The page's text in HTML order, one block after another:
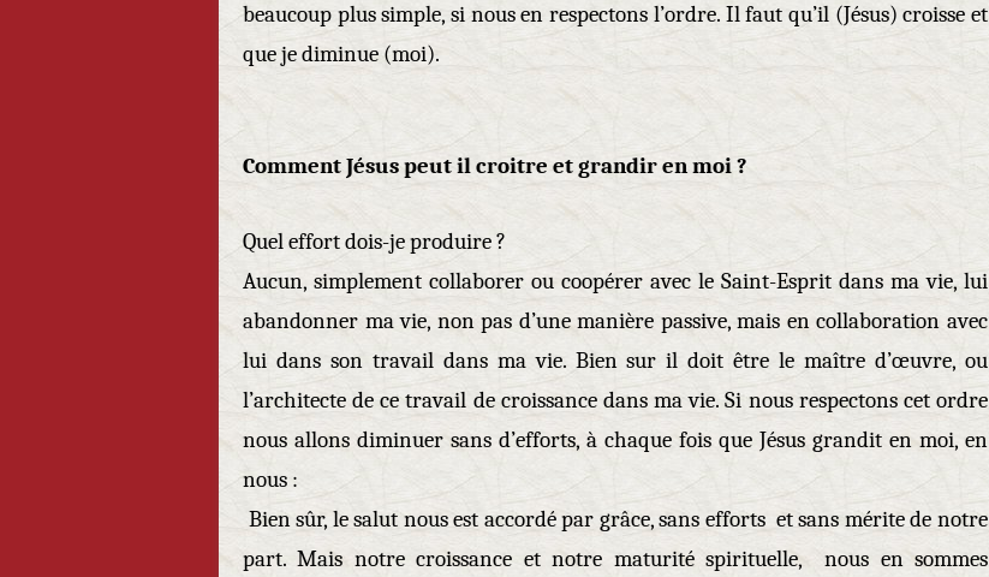
beaucoup plus simple, si nous en respectons l’ordre. Il faut qu’il (Jésus) croisse et
que je diminue (moi).
Comment Jésus peut il croitre et grandir en moi ?
Quel effort dois-je produire ?
Aucun, simplement collaborer ou coopérer avec le Saint-Esprit dans ma vie, lui
abandonner ma vie, non pas d’une manière passive, mais en collaboration avec
lui dans son travail dans ma vie. Bien sur il doit être le maître d’œuvre, ou
l’architecte de ce travail de croissance dans ma vie. Si nous respectons cet ordre
nous allons diminuer sans d’efforts, à chaque fois que Jésus grandit en moi, en
nous :
Bien sûr, le salut nous est accordé par grâce, sans efforts et sans mérite de notre
part. Mais notre croissance et notre maturité spirituelle, nous en sommes